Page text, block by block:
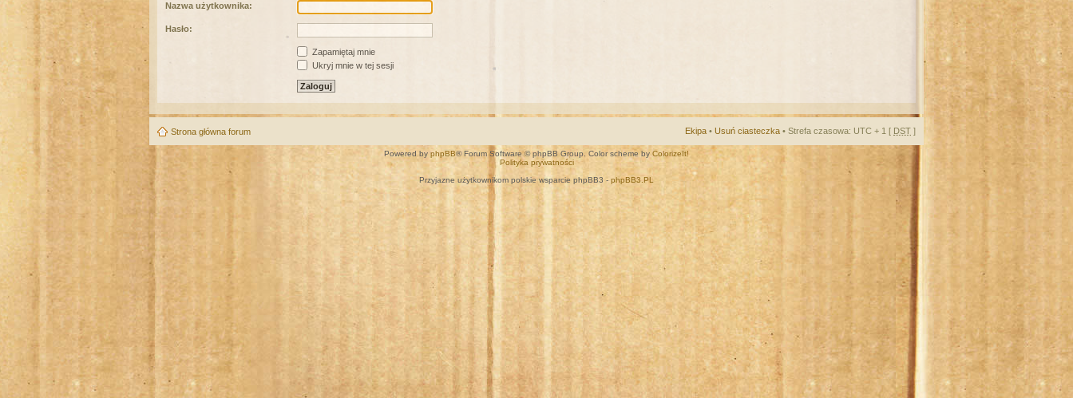
Nazwa użytkownika:
Hasło:
Zapamiętaj mnie
Ukryj mnie w tej sesji
Strona główna forum Ekipa • Usuń ciasteczka • Strefa czasowa: UTC + 1 [ DST ]
Powered by phpBB® Forum Software © phpBB Group. Color scheme by ColorizeIt!
Polityka prywatności
Przyjazne użytkownikom polskie wsparcie phpBB3 - phpBB3.PL